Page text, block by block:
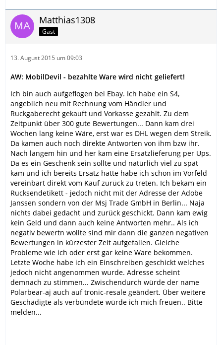
Matthias1308
Gast
13. August 2015 um 09:03
AW: MobilDevil - bezahlte Ware wird nicht geliefert!
Ich bin auch aufgeflogen bei Ebay. Ich habe ein S4,
angeblich neu mit Rechnung vom Händler und
Ruckgaberecht gekauft und Vorkasse gezahlt. Zu dem
Zeitpunkt über 300 gute Bewertungen... Dann kam drei
Wochen lang keine Wäre, erst war es DHL wegen dem Streik.
Da kamen auch noch direkte Antworten von ihm bzw ihr.
Nach langem hin und her kam eine Ersatzlieferung per Ups.
Da es ein Geschenk sein sollte und natürlich viel zu spät
kam und ich bereits Ersatz hatte habe ich schon im Vorfeld
vereinbart direkt vom Kauf zurück zu treten. Ich bekam ein
Rucksendetikett - jedoch nicht mit der Adresse der Adobe
Janssen sondern von der Msj Trade GmbH in Berlin... Naja
nichts dabei gedacht und zurück geschickt. Dann kam ewig
kein Geld und dann auch keine Antworten mehr.. Als ich
negativ bewertn wollte sind mir dann die ganzen negativen
Bewertungen in kürzester Zeit aufgefallen. Gleiche
Probleme wie ich oder erst gar keine Ware bekommen.
Letzte Woche habe ich ein Einschreiben geschickt welches
jedoch nicht angenommen wurde. Adresse scheint
demnach zu stimmen... Zwischendurch würde der name
Polarbear-aj auch auf tronic-resale geändert. Über weitere
Geschädigte als verbündete würde ich mich freuen.. Bitte
melden...